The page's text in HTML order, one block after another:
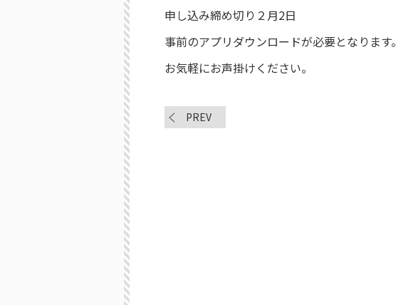
申し込み締め切り２月2日
事前のアプリダウンロードが必要となります。
お気軽にお声掛けください。
PREV